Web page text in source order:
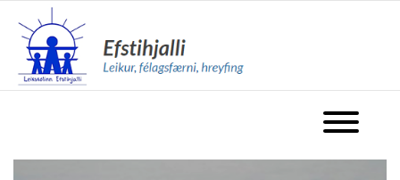
fara á forsíðu
Opna